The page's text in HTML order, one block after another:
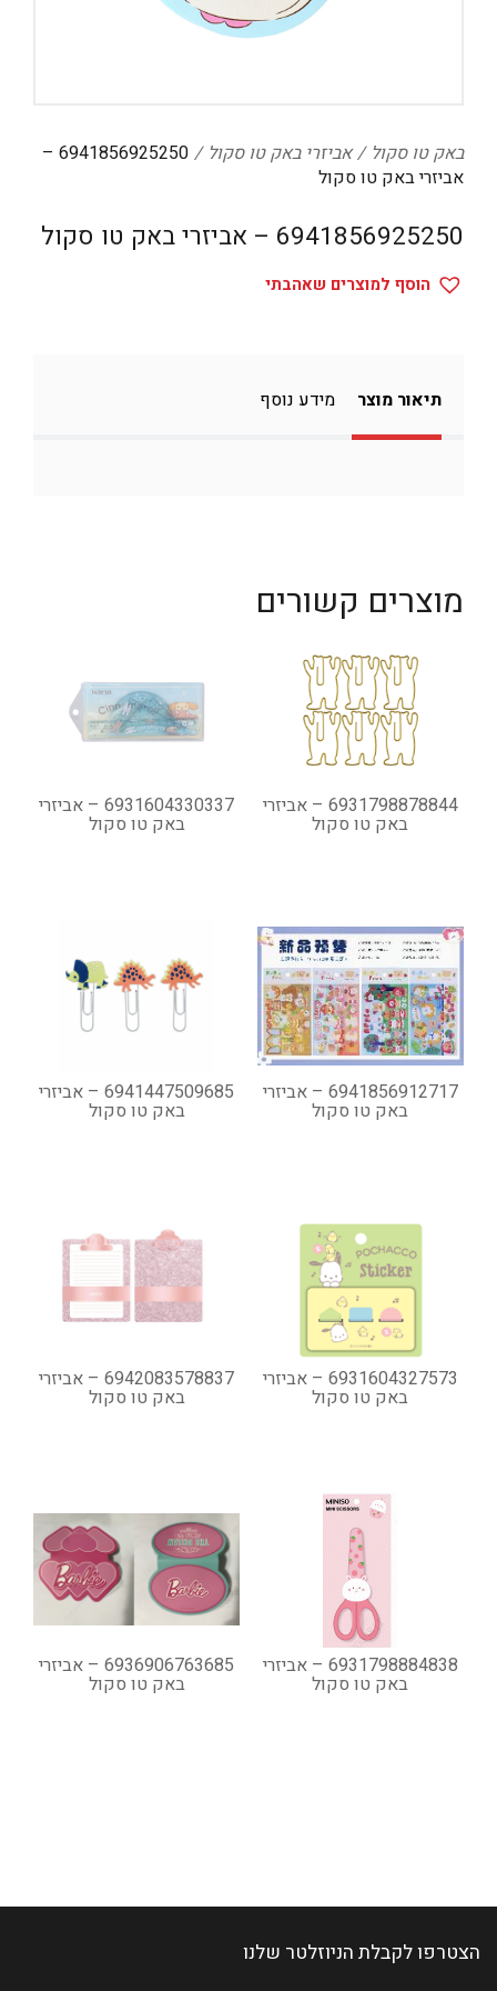
טיפוח
טקסטיל לבית
מטבח
מסיבות וימי הולדת
ספורט
קוסמטיקה
באק טו סקול אביזרי באק טו סקול
6941856925250 –
אביזרי באק טו סקול
6941856925250 – אביזרי באק טו סקול
הוסף למוצרים שאהבתי
תיאור מוצר מידע נוסף
מוצרים קשורים
6931798878844 – אביזרי
באק טו סקול
6931604330337 – אביזרי
באק טו סקול
6941856912717 – אביזרי
באק טו סקול
6941447509685 – אביזרי
באק טו סקול
6931604327573 – אביזרי
באק טו סקול
6942083578837 – אביזרי
באק טו סקול
6931798884838 – אביזרי
באק טו סקול
6936906763685 – אביזרי
באק טו סקול
הצטרפו לקבלת הניוזלטר שלנו